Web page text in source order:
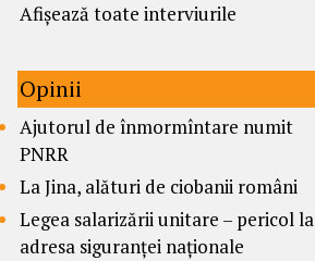
Afișează toate interviurile
Opinii
Ajutorul de înmormîntare numit
PNRR
La Jina, alături de ciobanii români
Legea salarizării unitare – pericol la
adresa siguranței naționale